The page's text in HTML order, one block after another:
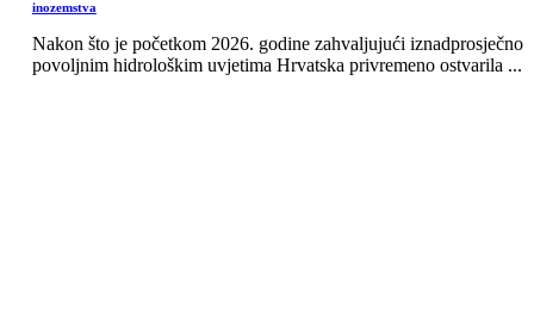
inozemstva
Nakon što je početkom 2026. godine zahvaljujući iznadprosječno
povoljnim hidrološkim uvjetima Hrvatska privremeno ostvarila ...